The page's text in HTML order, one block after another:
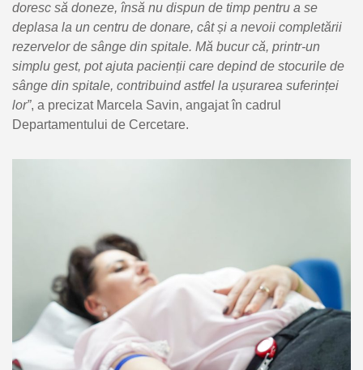
doresc să doneze, însă nu dispun de timp pentru a se
deplasa la un centru de donare, cât și a nevoii completării
rezervelor de sânge din spitale. Mă bucur că, printr-un
simplu gest, pot ajuta pacienții care depind de stocurile de
sânge din spitale, contribuind astfel la ușurarea suferinței
lor”, a precizat Marcela Savin, angajat în cadrul
Departamentului de Cercetare.